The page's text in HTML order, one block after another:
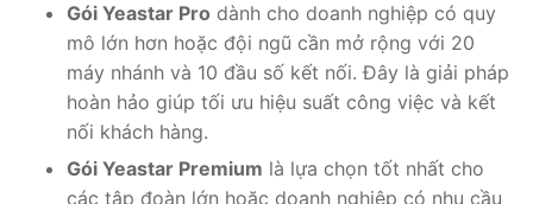
Gói Yeastar Pro dành cho doanh nghiệp có quy
mô lớn hơn hoặc đội ngũ cần mở rộng với 20
máy nhánh và 10 đầu số kết nối. Đây là giải pháp
hoàn hảo giúp tối ưu hiệu suất công việc và kết
nối khách hàng.
Gói Yeastar Premium là lựa chọn tốt nhất cho
các tập đoàn lớn hoặc doanh nghiệp có nhu cầu